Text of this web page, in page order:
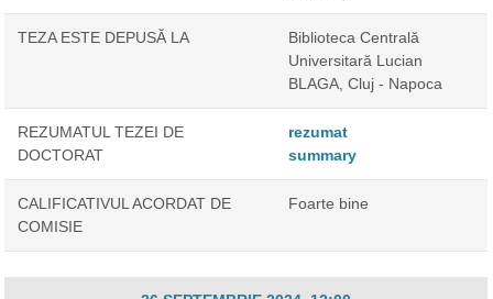
TEZA ESTE DEPUSĂ LA
Biblioteca Centrală
Universitară Lucian
BLAGA, Cluj - Napoca
REZUMATUL TEZEI DE
DOCTORAT
rezumat
summary
CALIFICATIVUL ACORDAT DE
COMISIE
Foarte bine